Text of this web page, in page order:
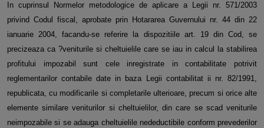
In cuprinsul Normelor metodologice de aplicare a Legii nr. 571/2003
privind Codul fiscal, aprobate prin Hotararea Guvernului nr. 44 din 22
ianuarie 2004, facandu-se referire la dispozitiile art. 19 din Cod, se
precizeaza ca ?veniturile si cheltuielile care se iau in calcul la stabilirea
profitului impozabil sunt cele inregistrate in contabilitate potrivit
reglementarilor contabile date in baza Legii contabilitat ii nr. 82/1991,
republicata, cu modificarile si completarile ulterioare, precum si orice alte
elemente similare veniturilor si cheltuielilor, din care se scad veniturile
neimpozabile si se adauga cheltuielile nedeductibile conform prevederilor